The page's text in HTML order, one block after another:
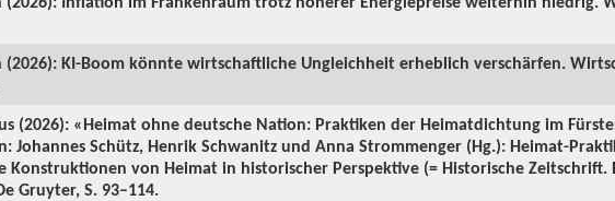
(2026): KI-Boom könnte wirtschaftliche Ungleichheit erheblich verschärfen.
(2026): «Heimat ohne deutsche Nation: Praktiken der Heimatdichtung im
Johannes Schütz, Henrik Schwanitz und Anna Strommenger (Hg.): Heimat-
Konstruktionen von Heimat in historischer Perspektive (= Historische Zeitschrift.
Gruyter, S. 93–114.